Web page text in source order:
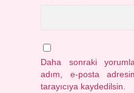
Daha sonraki
adım, e-posta
tarayıcıya kaydedilsin.